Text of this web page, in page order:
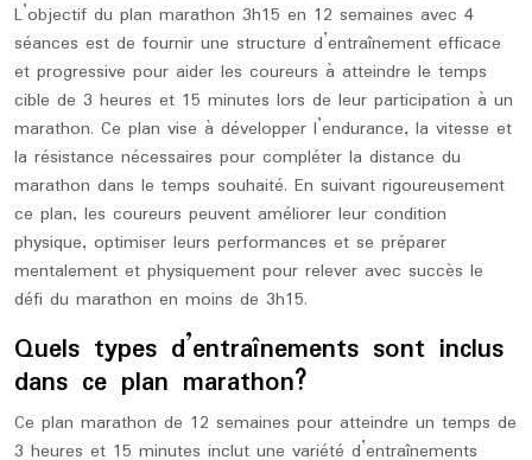
L’objectif du plan marathon 3h15 en 12 semaines avec 4
séances est de fournir une structure d’entraînement efficace
et progressive pour aider les coureurs à atteindre le temps
cible de 3 heures et 15 minutes lors de leur participation à un
marathon. Ce plan vise à développer l’endurance, la vitesse et
la résistance nécessaires pour compléter la distance du
marathon dans le temps souhaité. En suivant rigoureusement
ce plan, les coureurs peuvent améliorer leur condition
physique, optimiser leurs performances et se préparer
mentalement et physiquement pour relever avec succès le
défi du marathon en moins de 3h15.
Quels types d’entraînements sont inclus
dans ce plan marathon?
Ce plan marathon de 12 semaines pour atteindre un temps de
3 heures et 15 minutes inclut une variété d’entraînements